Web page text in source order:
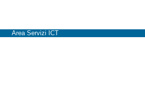
Area Servizi ICT